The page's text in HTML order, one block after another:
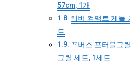
57cm, 1개
웨버 컴팩트 케틀
트
꾸버스 포터블그
그릴 세트, 1세트